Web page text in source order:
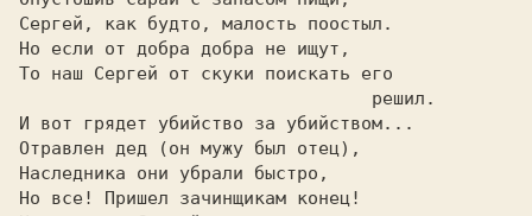
Сергей, как будто, малость поостыл.
Но если от добра добра не ищут,
То наш Сергей от скуки поискать его
И вот грядет убийство за убийством...
Отравлен дед (он мужу был отец),
Наследника они убрали быстро,